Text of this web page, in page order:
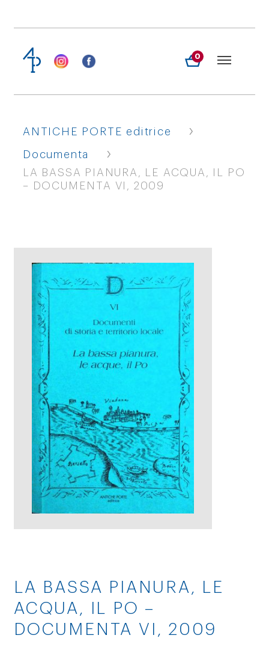
0
ANTICHE PORTE editrice ›
Documenta ›
LA BASSA PIANURA, LE ACQUA, IL PO
– DOCUMENTA VI, 2009
LA BASSA PIANURA, LE
ACQUA, IL PO –
DOCUMENTA VI, 2009